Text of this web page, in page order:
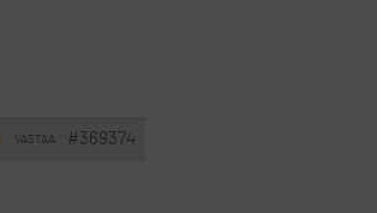
#369374
VASTAA